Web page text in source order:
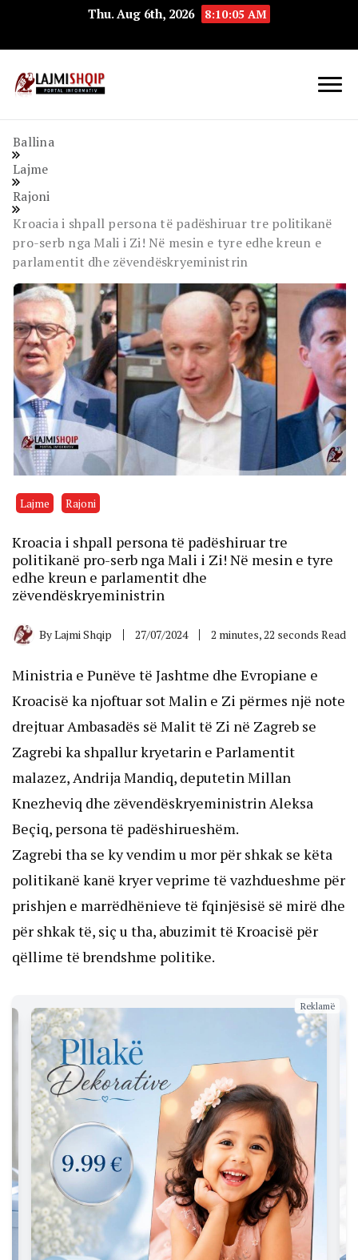
Thu. Aug 6th, 2026 8:10:06 AM
Ballina
Lajme
Rajoni
Kroacia i shpall persona të padëshiruar tre politikanë
pro-serb nga Mali i Zi! Në mesin e tyre edhe kreun e
parlamentit dhe zëvendëskryeministrin
Lajme Rajoni
Kroacia i shpall persona të padëshiruar tre
politikanë pro-serb nga Mali i Zi! Në mesin e tyre
edhe kreun e parlamentit dhe
zëvendëskryeministrin
ByLajmi Shqip 27/07/2024 2 minutes, 22 seconds Read
Ministria e Punëve të Jashtme dhe Evropiane e
Kroacisë ka njoftuar sot Malin e Zi përmes një note
drejtuar Ambasadës së Malit të Zi në Zagreb se
Zagrebi ka shpallur kryetarin e Parlamentit
malazez, Andrija Mandiq, deputetin Millan
Knezheviq dhe zëvendëskryeministrin Aleksa
Beçiq, persona të padëshirueshëm.
Zagrebi tha se ky vendim u mor për shkak se këta
politikanë kanë kryer veprime të vazhdueshme për
prishjen e marrëdhënieve të fqinjësisë së mirë dhe
për shkak të, siç u tha, abuzimit të Kroacisë për
qëllime të brendshme politike.
Reklamë